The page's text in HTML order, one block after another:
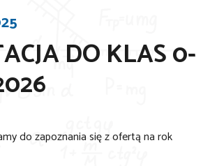
DO KLAS 0-
do zapoznania się z ofertą na rok